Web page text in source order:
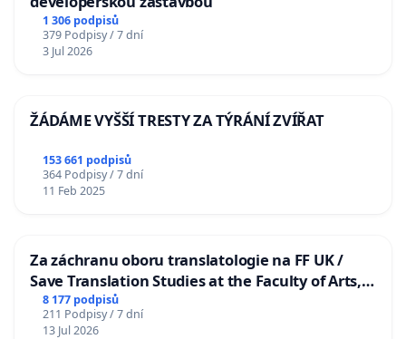
1 306 podpisů
379 Podpisy / 7 dní
3 Jul 2026
ŽÁDÁME VYŠŠÍ TRESTY ZA TÝRÁNÍ ZVÍŘAT
153 661 podpisů
364 Podpisy / 7 dní
11 Feb 2025
Za záchranu oboru translatologie na FF UK /
Save Translation Studies at the Faculty of Arts,
Charles University
8 177 podpisů
211 Podpisy / 7 dní
13 Jul 2026